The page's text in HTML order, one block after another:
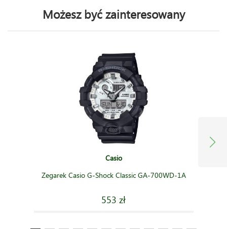
Możesz być zainteresowany
Casio
Zegarek Casio G-Shock Classic GA-700WD-1A
553 zł